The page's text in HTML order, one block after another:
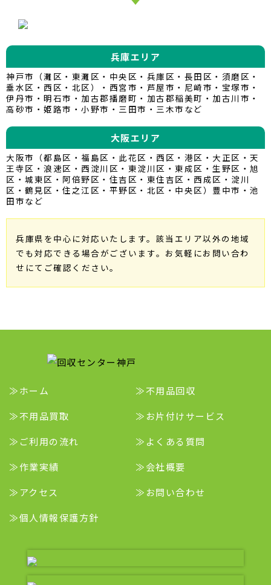
兵庫エリア
神戸市（灘区・東灘区・中央区・兵庫区・長田区・須磨区・
垂水区・西区・北区）・西宮市・芦屋市・尼崎市・宝塚市・
伊丹市・明石市・加古郡播磨町・加古郡稲美町・加古川市・
高砂市・姫路市・小野市・三田市・三木市など
大阪エリア
大阪市（都島区・福島区・此花区・西区・港区・大正区・天
王寺区・浪速区・西淀川区・東淀川区・東成区・生野区・旭
区・城東区・阿倍野区・住吉区・東住吉区・西成区・淀川
区・鶴見区・住之江区・平野区・北区・中央区）豊中市・池
田市など
兵庫県を中心に対応いたします。該当エリア以外の地域
でも対応できる場合がございます。お気軽にお問い合わ
せにてご確認ください。
ホーム
不用品回収
不用品買取
お片付けサービス
ご利用の流れ
よくある質問
作業実績
会社概要
アクセス
お問い合わせ
個人情報保護方針